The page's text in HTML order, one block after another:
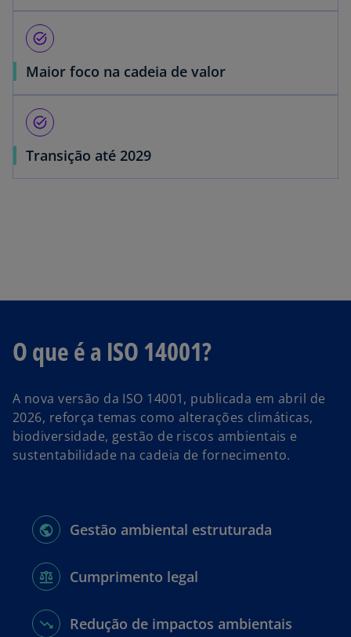
task_alt
Maior foco na cadeia de valor
task_alt
Transição até 2029
O que é a ISO 14001?
A nova versão da ISO 14001, publicada em abril de
2026, reforça temas como alterações climáticas,
biodiversidade, gestão de riscos ambientais e
sustentabilidade na cadeia de fornecimento.
Gestão ambiental estruturada
Cumprimento legal
Redução de impactos ambientais